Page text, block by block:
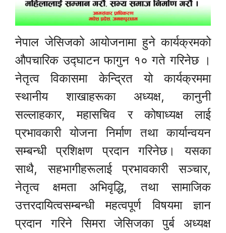
नेपाल जेसिजको आयोजनामा हुने कार्यक्रमको
औपचारिक उद्घाटन फागुन १० गते गरिनेछ ।
नेतृत्व विकासमा केन्द्रित यो कार्यक्रममा
स्थानीय शाखाहरूका अध्यक्ष, कानुनी
सल्लाहकार, महासचिव र कोषाध्यक्ष लाई
प्रभावकारी योजना निर्माण तथा कार्यान्वयन
सम्बन्धी प्रशिक्षण प्रदान गरिनेछ। यसका
साथै, सहभागीहरूलाई प्रभावकारी सञ्चार,
नेतृत्व क्षमता अभिवृद्धि, तथा सामाजिक
उत्तरदायित्वसम्बन्धी महत्वपूर्ण विषयमा ज्ञान
प्रदान गरिने सिमरा जेसिजका पुर्ब अध्यक्ष